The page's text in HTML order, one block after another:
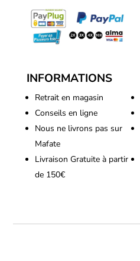
Calitek
Led
2.9
INFORMATIONS
Retrait en magasin
Conseils en ligne
Nous ne livrons pas sur
Mafate
Livraison Gratuite à partir
de 150€